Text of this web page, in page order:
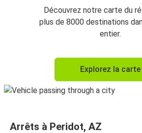
Découvrez notre carte du
plus de 8000 destinations
entier.
Explorez la carte
Arrêts à Peridot, AZ